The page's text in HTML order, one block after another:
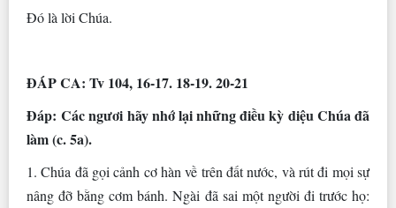
Ðó là lời Chúa.
ÐÁP CA: Tv 104, 16-17. 18-19. 20-21
Ðáp: Các ngươi hãy nhớ lại những điều kỳ diệu Chúa đã
làm (c. 5a).
1. Chúa đã gọi cảnh cơ hàn về trên đất nước, và rút đi mọi sự
nâng đỡ bằng cơm bánh. Ngài đã sai một người đi trước họ: